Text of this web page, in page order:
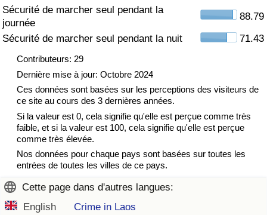
Sécurité de marcher seul pendant la
journée
88.79
Sécurité de marcher seul pendant la nuit
71.43
Contributeurs: 29
Dernière mise à jour: Octobre 2024
Ces données sont basées sur les perceptions des visiteurs de
ce site au cours des 3 dernières années.
Si la valeur est 0, cela signifie qu'elle est perçue comme très
faible, et si la valeur est 100, cela signifie qu'elle est perçue
comme très élevée.
Nos données pour chaque pays sont basées sur toutes les
entrées de toutes les villes de ce pays.
Cette page dans d'autres langues:
English
Crime in Laos
Indice de Trafic (Actuel)
Indice de Trafic par Pays